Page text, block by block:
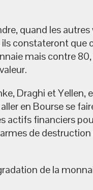
quand les
constateront que
mais contre
Draghi et Yellen,
en Bourse se
actifs financiers
de destruction
de la